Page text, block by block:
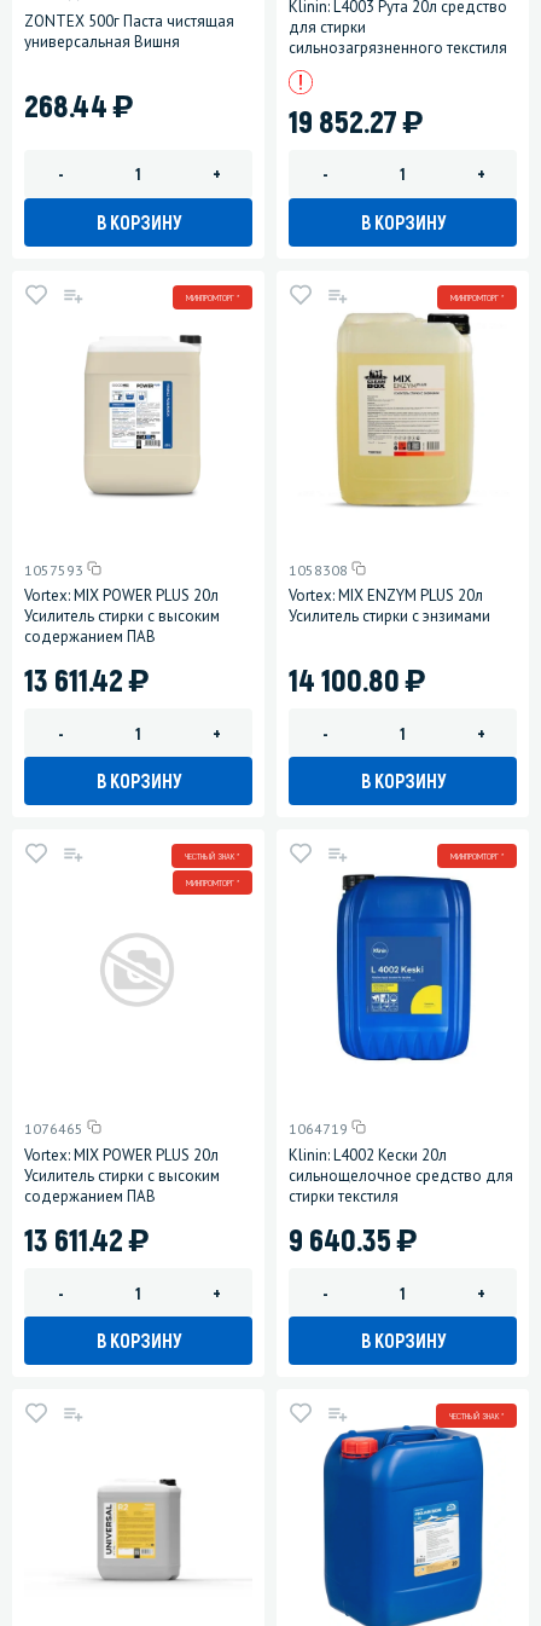
ZONTEX 500г Паста чистящая
универсальная Вишня
268.44)
- +
В КОРЗИНУ
Klinin: L4003 Рута 20л средство
для стирки
сильнозагрязненного текстиля
19 852.27)
- +
В КОРЗИНУ
МИНПРОМТОРГ *
1057593
Vortex: MIX POWER PLUS 20л
Усилитель стирки с высоким
содержанием ПАВ
13 611.42)
- +
В КОРЗИНУ
МИНПРОМТОРГ *
1058308
Vortex: MIX ENZYM PLUS 20л
Усилитель стирки с энзимами
14 100.80)
- +
В КОРЗИНУ
ЧЕСТНЫЙ ЗНАК *
МИНПРОМТОРГ *
1076465
Vortex: MIX POWER PLUS 20л
Усилитель стирки с высоким
содержанием ПАВ
13 611.42)
- +
В КОРЗИНУ
МИНПРОМТОРГ *
1064719
Klinin: L4002 Кески 20л
сильнощелочное средство для
стирки текстиля
9 640.35)
- +
В КОРЗИНУ
ЧЕСТНЫЙ ЗНАК *